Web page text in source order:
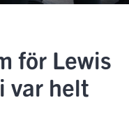
för Lewis
var helt